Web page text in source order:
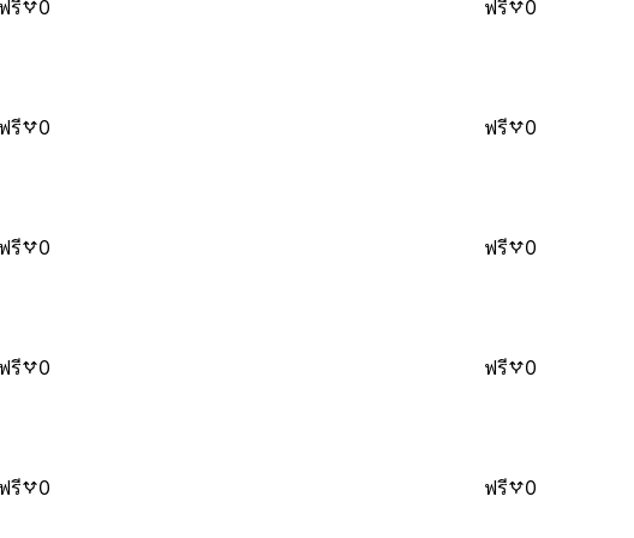
ฟรี 0 ฟรี 0
ฟรี 0 ฟรี 0
ฟรี 0 ฟรี 0
ฟรี 0 ฟรี 0
ฟรี 0 ฟรี 0